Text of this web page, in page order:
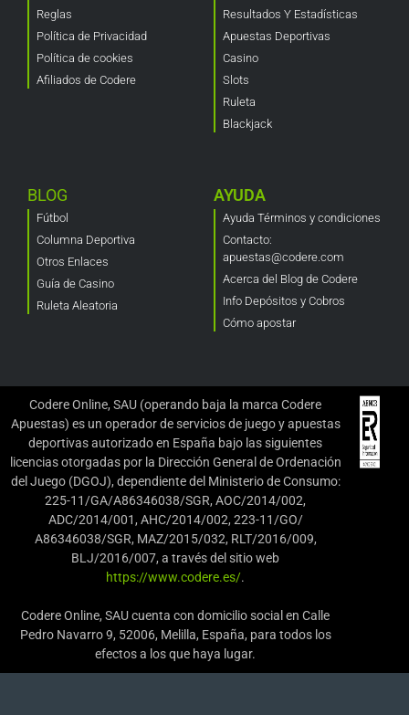
Reglas
Política de Privacidad
Política de cookies
Afiliados de Codere
Resultados Y Estadísticas
Apuestas Deportivas
Casino
Slots
Ruleta
Blackjack
BLOG
Fútbol
Columna Deportiva
Otros Enlaces
Guía de Casino
Ruleta Aleatoria
AYUDA
Ayuda Términos y condiciones
Contacto:
apuestas@codere.com
Acerca del Blog de Codere
Info Depósitos y Cobros
Cómo apostar
Codere Online, SAU (operando baja la marca Codere
Apuestas) es un operador de servicios de juego y apuestas
deportivas autorizado en España bajo las siguientes
licencias otorgadas por la Dirección General de Ordenación
del Juego (DGOJ), dependiente del Ministerio de Consumo:
225-11/GA/A86346038/SGR, AOC/2014/002,
ADC/2014/001, AHC/2014/002, 223-11/GO/
A86346038/SGR, MAZ/2015/032, RLT/2016/009,
BLJ/2016/007, a través del sitio web
https://www.codere.es/.
Codere Online, SAU cuenta con domicilio social en Calle
Pedro Navarro 9, 52006, Melilla, España, para todos los
efectos a los que haya lugar.